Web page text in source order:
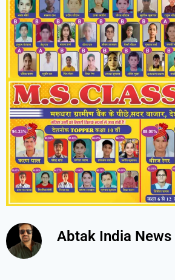
Abtak India News